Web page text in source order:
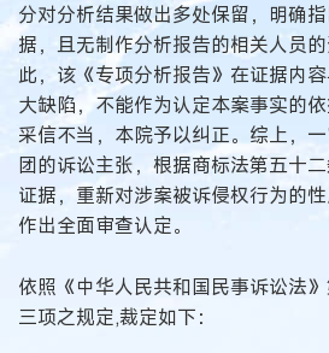
分对分析结果做出多处保留，明确
据，且无制作分析报告的相关人员
此，该《专项分析报告》在证据内
大缺陷，不能作为认定本案事实的
采信不当，本院予以纠正。综上，
团的诉讼主张，根据商标法第五十
证据，重新对涉案被诉侵权行为的
作出全面审查认定。
依照《中华人民共和国民事诉讼法
三项之规定,裁定如下：